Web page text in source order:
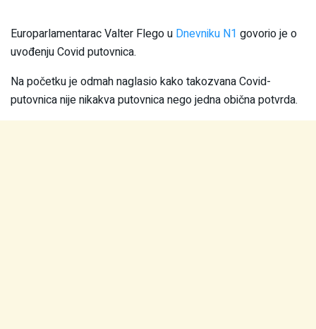
Europarlamentarac Valter Flego u Dnevniku N1 govorio je o
uvođenju Covid putovnica.
Na početku je odmah naglasio kako takozvana Covid-
putovnica nije nikakva putovnica nego jedna obična potvrda.